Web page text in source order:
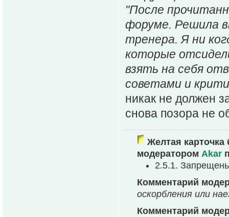
"После
форуме. Решила
тренера. Я ни
которые
взять на себя
советами и
никак не должен
снова позора не
Желтая карточка
модератором Akar
2.5.1.
Комментарий
оскоpбления или
Комментарий